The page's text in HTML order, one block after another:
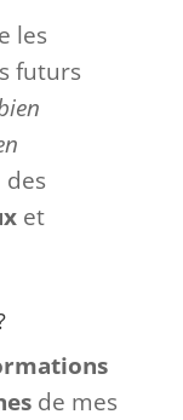
les
futurs
des
et
de mes